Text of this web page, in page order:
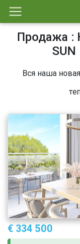
Продажа :
Вся наша новая
€ 334 500